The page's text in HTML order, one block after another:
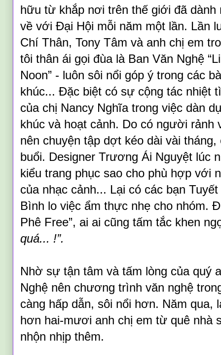
hữu từ khắp nơi trên thế giới đã
về với Đại Hội mỗi năm một lần. Lần
Chí Thân, Tony Tâm và anh chị em
tôi thân ái gọi đùa là Ban Văn Nghệ
Noon” - luôn sôi nổi góp ý trong các
khúc... Đặc biệt có sự cộng tác nhiệt
của chị Nancy Nghĩa trong việc dàn
khúc và hoạt cảnh. Do có người rảnh
nên chuyện tập dợt kéo dài vài
buổi. Designer Trương Ái Nguyệt lúc
kiểu trang phục sao cho phù hợp với
của nhạc cảnh... Lại có các bạn
Bình lo việc ẩm thực nhẹ cho nhóm.
Phê Free”, ai ai cũng tấm tắc khen
quá... !”.
Nhờ sự tận tâm và tấm lòng của quý
Nghệ nên chương trình văn nghệ
càng hấp dẫn, sôi nổi hơn. Năm qua,
hơn hai-mươi anh chị em từ quê nhà
nhộn nhịp thêm.